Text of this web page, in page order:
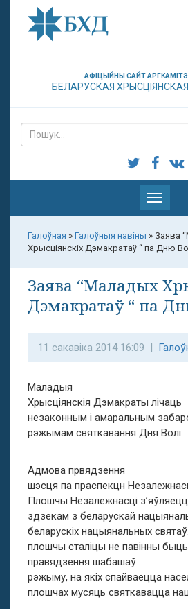
АФІЦЫЙНЫ САЙТ
БЕЛАРУСКАЯ
меню
Галоўная » Галоўныя навіны » Заява
Хрысціянскіх Дэмакратаў “ па Дню
Заява “Маладых
Дэмакратаў “ па
11 сакавіка 2014 16:09 |
Маладыя
Хрысціянскія Дэмакраты лічаць
незаконным і амаральным
рэжымам святкавання Дня Волі.
Адмова првядзення
шэсця па праcпекцн
Плошчы Незалежнасці
здзекам з беларускай
беларускіх нацыянальных
плошчы сталіцы не павінны
правядзення шабашаў
рэжыму, на якіх спайваецца
плошчах мусяць святкавацца